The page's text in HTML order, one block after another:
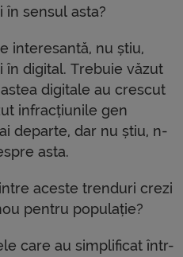
în sensul asta?
interesantă, nu știu,
digital. Trebuie văzut
digitale au crescut
infracțiunile gen
departe, dar nu știu, n-
asta.
aceste trenduri crezi
pentru populație?
care au simplificat într-